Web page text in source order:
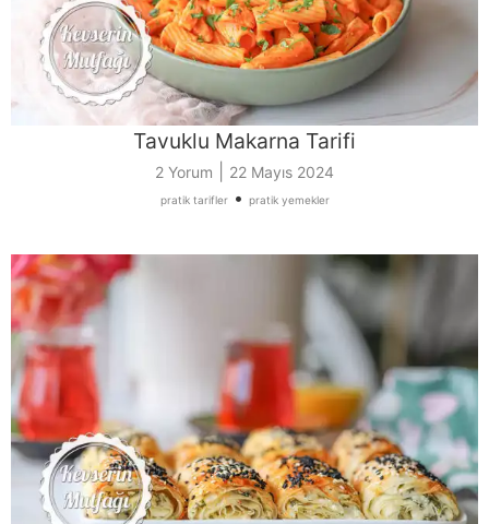
Tavuklu Makarna Tarifi
2 Yorum 22 Mayıs 2024
pratik tarifler• pratik yemekler